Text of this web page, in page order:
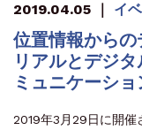
2019.04.05 ｜ イ
位置情報からの
リアルとデジ
ミュニケーショ
2019年3月29日に開催